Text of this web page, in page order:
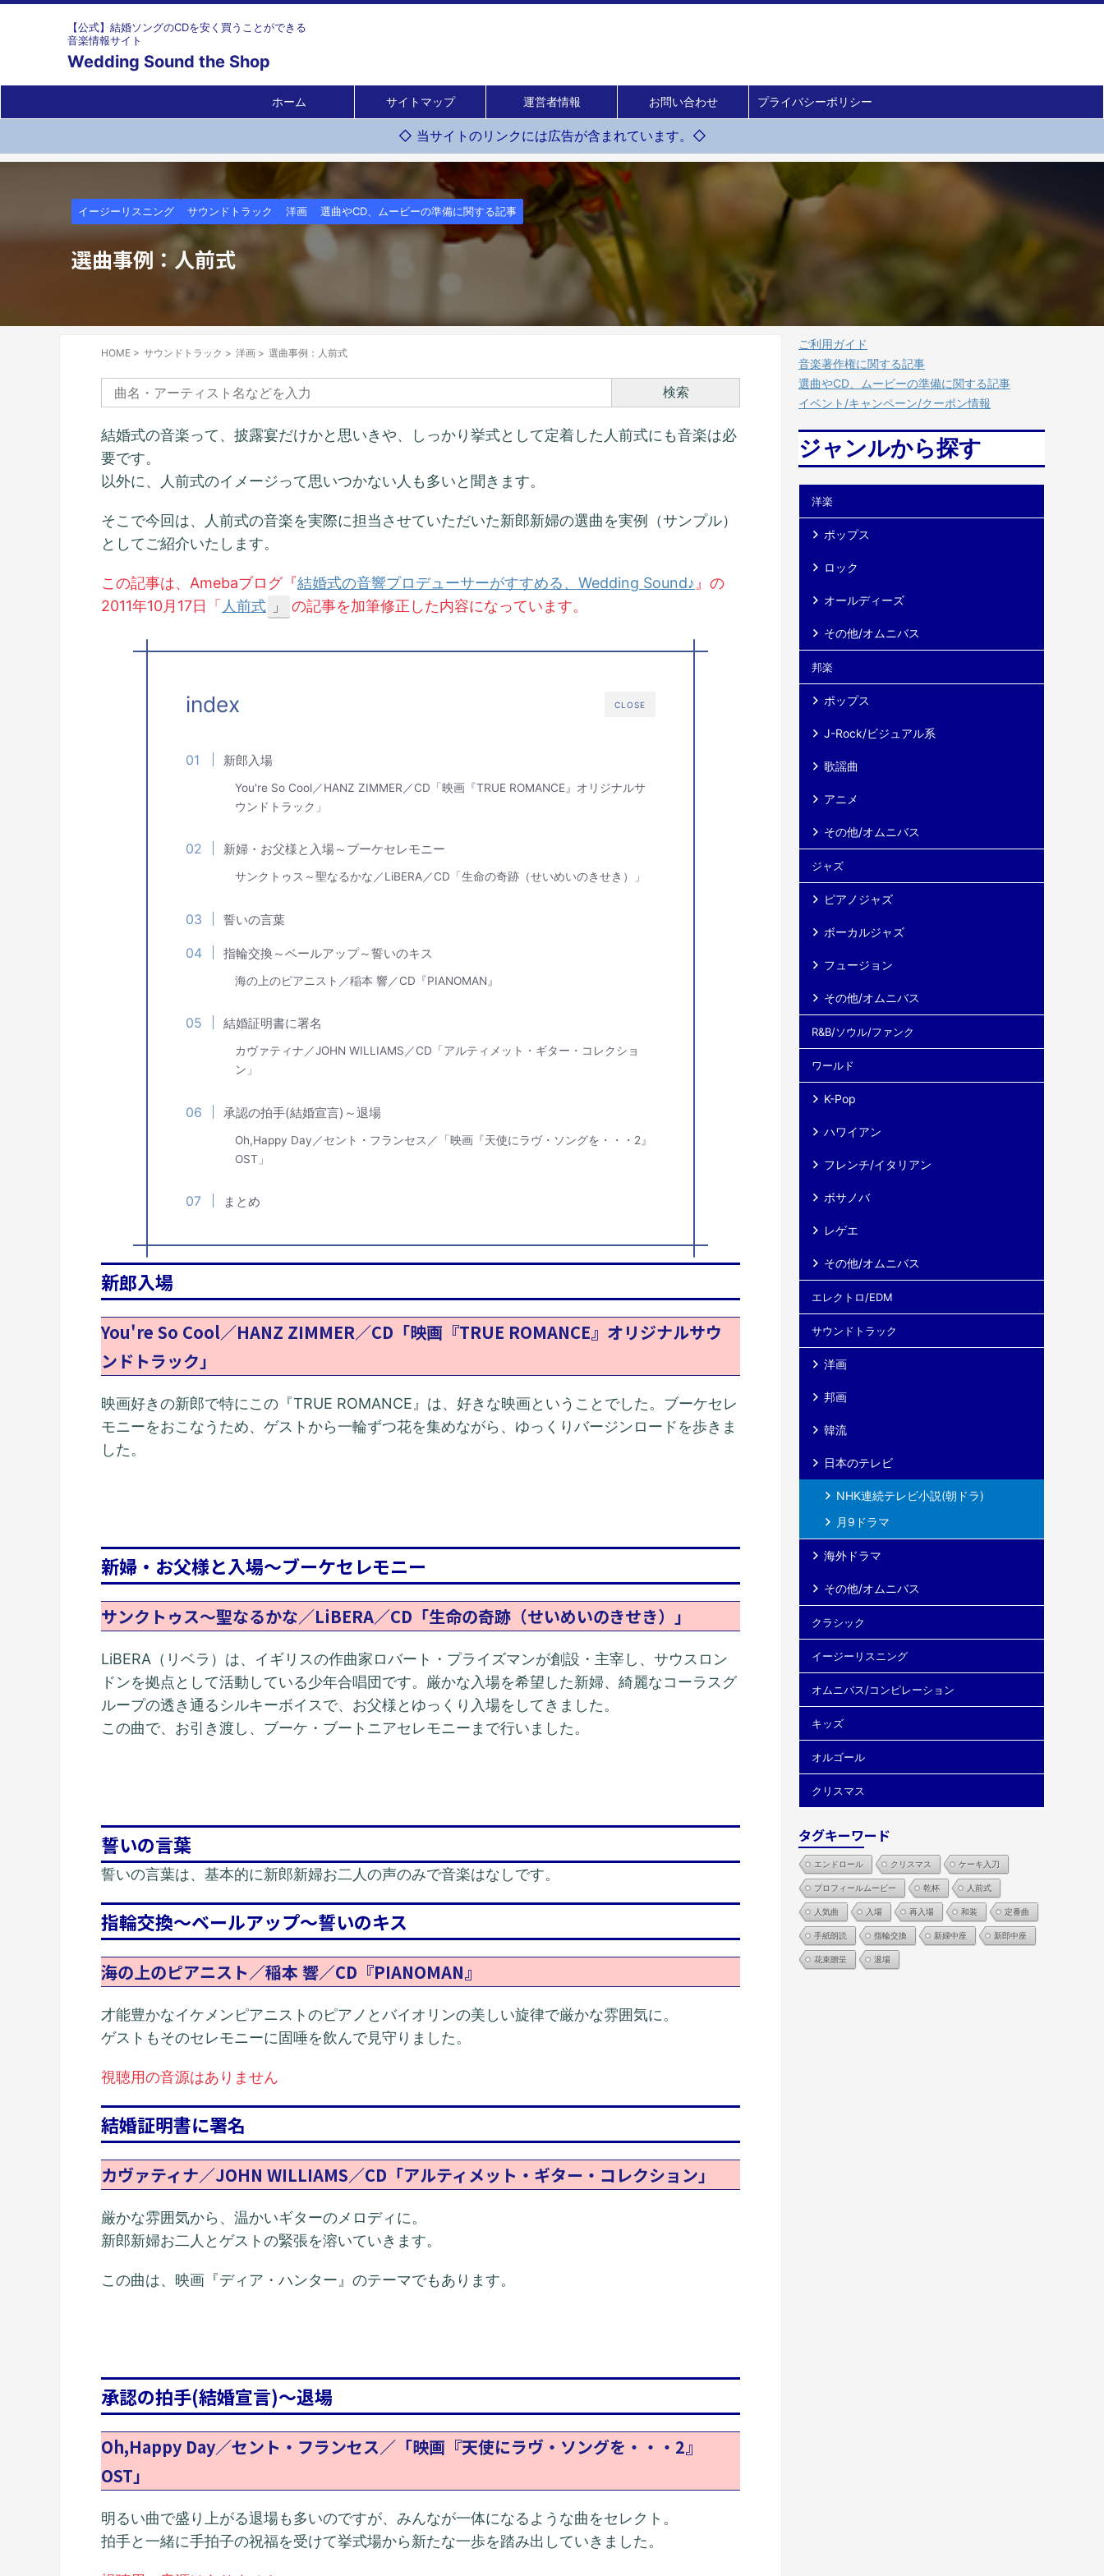
【公式】結婚ソングのCDを安く買うことができる
音楽情報サイト
Wedding Sound the Shop
ホーム サイトマップ 運営者情報 お問い合わせ プライバシーポリシー
◇ 当サイトのリンクには広告が含まれています。◇
イージーリスニング サウンドトラック 洋画 選曲やCD、ムービーの準備に関する記事
選曲事例：人前式
HOME > サウンドトラック > 洋画 > 選曲事例：人前式
検索
結婚式の音楽って、披露宴だけかと思いきや、しっかり挙式として定着した人前式にも音楽は必
要です。
以外に、人前式のイメージって思いつかない人も多いと聞きます。
そこで今回は、人前式の音楽を実際に担当させていただいた新郎新婦の選曲を実例（サンプル）
としてご紹介いたします。
この記事は、Amebaブログ『結婚式の音響プロデューサーがすすめる、Wedding Sound♪ 』の
2011年10月17日「 人前式 」 の記事を加筆修正した内容になっています。
CLOSE
index
新郎入場
You're So Cool／HANZ ZIMMER／CD「映画『TRUE ROMANCE』オリジナルサ
ウンドトラック」
新婦・お父様と入場～ブーケセレモニー
サンクトゥス～聖なるかな／LiBERA／CD「生命の奇跡（せいめいのきせき）」
誓いの言葉
指輪交換～ベールアップ～誓いのキス
海の上のピアニスト／稲本 響／CD『PIANOMAN』
結婚証明書に署名
カヴァティナ／JOHN WILLIAMS／CD「アルティメット・ギター・コレクショ
ン」
承認の拍手(結婚宣言)～退場
Oh,Happy Day／セント・フランセス／「映画『天使にラヴ・ソングを・・・2』
OST」
まとめ
新郎入場
You're So Cool／HANZ ZIMMER／CD「映画『TRUE ROMANCE』オリジナルサウ
ンドトラック」
映画好きの新郎で特にこの『TRUE ROMANCE』は、好きな映画ということでした。ブーケセレ
モニーをおこなうため、ゲストから一輪ずつ花を集めながら、ゆっくりバージンロードを歩きま
した。
新婦・お父様と入場～ブーケセレモニー
サンクトゥス～聖なるかな／LiBERA／CD「生命の奇跡（せいめいのきせき）」
LiBERA（リベラ）は、イギリスの作曲家ロバート・プライズマンが創設・主宰し、サウスロン
ドンを拠点として活動している少年合唱団です。厳かな入場を希望した新婦、綺麗なコーラスグ
ループの透き通るシルキーボイスで、お父様とゆっくり入場をしてきました。
この曲で、お引き渡し、ブーケ・ブートニアセレモニーまで行いました。
誓いの言葉
誓いの言葉は、基本的に新郎新婦お二人の声のみで音楽はなしです。
指輪交換～ベールアップ～誓いのキス
海の上のピアニスト／稲本 響／CD『PIANOMAN』
才能豊かなイケメンピアニストのピアノとバイオリンの美しい旋律で厳かな雰囲気に。
ゲストもそのセレモニーに固唾を飲んで見守りました。
視聴用の音源はありません
結婚証明書に署名
カヴァティナ／JOHN WILLIAMS／CD「アルティメット・ギター・コレクション」
厳かな雰囲気から、温かいギターのメロディに。
新郎新婦お二人とゲストの緊張を溶いていきます。
この曲は、映画『ディア・ハンター』のテーマでもあります。
承認の拍手(結婚宣言)～退場
Oh,Happy Day／セント・フランセス／「映画『天使にラヴ・ソングを・・・2』
OST」
明るい曲で盛り上がる退場も多いのですが、みんなが一体になるような曲をセレクト。
拍手と一緒に手拍子の祝福を受けて挙式場から新たな一歩を踏み出していきました。
ご利用ガイド
音楽著作権に関する記事
選曲やCD、ムービーの準備に関する記事
イベント/キャンペーン/クーポン情報
ジャンルから探す
洋楽
ポップス
ロック
オールディーズ
その他/オムニバス
邦楽
ポップス
J-Rock/ビジュアル系
歌謡曲
アニメ
その他/オムニバス
ジャズ
ピアノジャズ
ボーカルジャズ
フュージョン
その他/オムニバス
R&B/ソウル/ファンク
ワールド
K-Pop
ハワイアン
フレンチ/イタリアン
ボサノバ
レゲエ
その他/オムニバス
エレクトロ/EDM
サウンドトラック
洋画
邦画
韓流
日本のテレビ
NHK連続テレビ小説(朝ドラ)
月9ドラマ
海外ドラマ
その他/オムニバス
クラシック
イージーリスニング
オムニバス/コンピレーション
キッズ
オルゴール
クリスマス
タグキーワード
エンドロール クリスマス ケーキ入刀
プロフィールムービー 乾杯 人前式
人気曲 入場 再入場 和装 定番曲
手紙朗読 指輪交換 新婦中座 新郎中座
花束贈呈 退場